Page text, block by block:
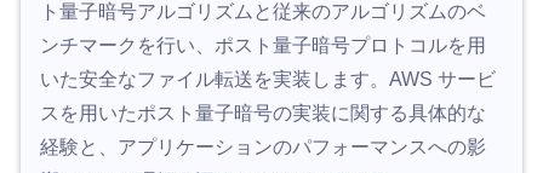
ト量子暗号アルゴリズムと従来のアルゴリズムのベ
ンチマークを行い、ポスト量子暗号プロトコルを用
いた安全なファイル転送を実装します。AWS サービ
スを用いたポスト量子暗号の実装に関する具体的な
経験と、アプリケーションのパフォーマンスへの影